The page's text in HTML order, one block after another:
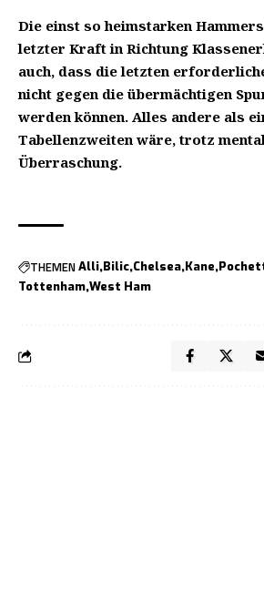
Die einst so heimstarken
letzter Kraft in Richtung
auch, dass die letzten
nicht gegen die übermächtigen
werden können. Alles andere als
Tabellenzweiten wäre, trotz
Überraschung.
THEMENAlli Bilic Chelsea Kane
Tottenham West Ham